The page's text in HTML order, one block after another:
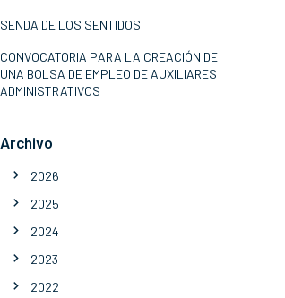
SENDA DE LOS SENTIDOS
CONVOCATORIA PARA LA CREACIÓN DE
UNA BOLSA DE EMPLEO DE AUXILIARES
ADMINISTRATIVOS
Archivo
2026
2025
2024
2023
2022